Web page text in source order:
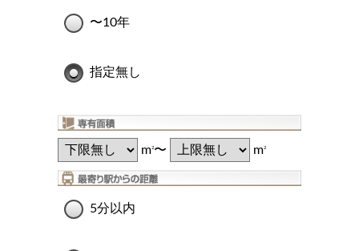
〜10年
指定無し
m2〜 m2
5分以内